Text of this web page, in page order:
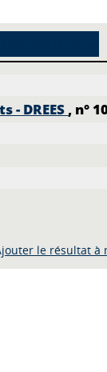
- DREES
le résultat à